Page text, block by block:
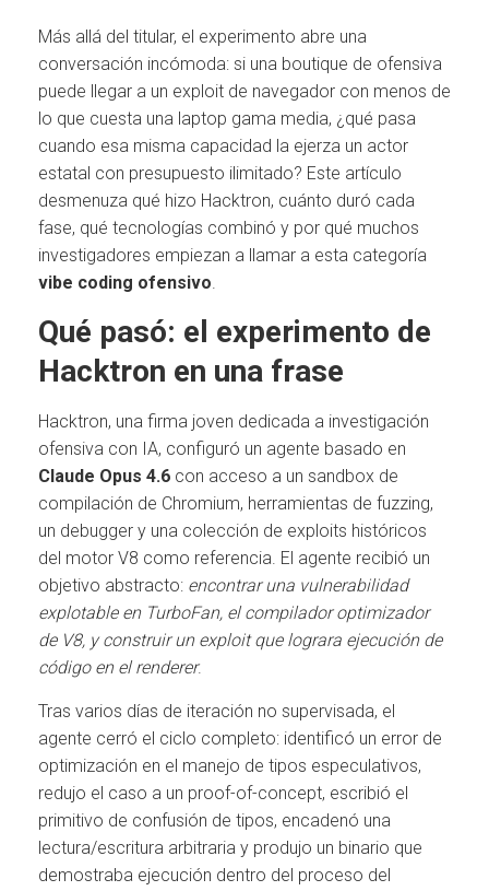
Más allá del titular, el experimento abre una
conversación incómoda: si una boutique de ofensiva
puede llegar a un exploit de navegador con menos de
lo que cuesta una laptop gama media, ¿qué pasa
cuando esa misma capacidad la ejerza un actor
estatal con presupuesto ilimitado? Este artículo
desmenuza qué hizo Hacktron, cuánto duró cada
fase, qué tecnologías combinó y por qué muchos
investigadores empiezan a llamar a esta categoría
vibe coding ofensivo.
Qué pasó: el experimento de
Hacktron en una frase
Hacktron, una firma joven dedicada a investigación
ofensiva con IA, configuró un agente basado en
Claude Opus 4.6 con acceso a un sandbox de
compilación de Chromium, herramientas de fuzzing,
un debugger y una colección de exploits históricos
del motor V8 como referencia. El agente recibió un
objetivo abstracto: encontrar una vulnerabilidad
explotable en TurboFan, el compilador optimizador
de V8, y construir un exploit que lograra ejecución de
código en el renderer.
Tras varios días de iteración no supervisada, el
agente cerró el ciclo completo: identificó un error de
optimización en el manejo de tipos especulativos,
redujo el caso a un proof-of-concept, escribió el
primitivo de confusión de tipos, encadenó una
lectura/escritura arbitraria y produjo un binario que
demostraba ejecución dentro del proceso del